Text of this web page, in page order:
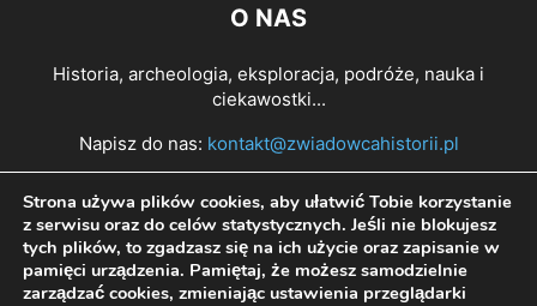
O NAS
Historia, archeologia, eksploracja, podróże, nauka i
ciekawostki...
Napisz do nas: kontakt@zwiadowcahistorii.pl
PODĄŻAJ ZA NAMI
Strona używa plików cookies, aby ułatwić Tobie korzystanie
z serwisu oraz do celów statystycznych. Jeśli nie blokujesz
tych plików, to zgadzasz się na ich użycie oraz zapisanie w
pamięci urządzenia. Pamiętaj, że możesz samodzielnie
zarządzać cookies, zmieniając ustawienia przeglądarki